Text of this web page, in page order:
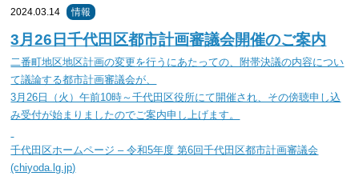
2024.03.14 情報
3月26日千代田区都市計画審議会開催のご案内
二番町地区地区計画の変更を行うにあたっての、附帯決議の内容につい
て議論する都市計画審議会が、
3月26日（火）午前10時～千代田区役所にて開催され、その傍聴申し込
み受付が始まりましたのでご案内申し上げます。
千代田区ホームページ – 令和5年度 第6回千代田区都市計画審議会
(chiyoda.lg.jp)